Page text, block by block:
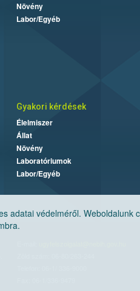
adatai védelméről. Weboldalunk
Növény
Labor/Egyéb
Gyakori kérdések
Élelmiszer
Állat
Növény
Laboratóriumok
Labor/Egyéb